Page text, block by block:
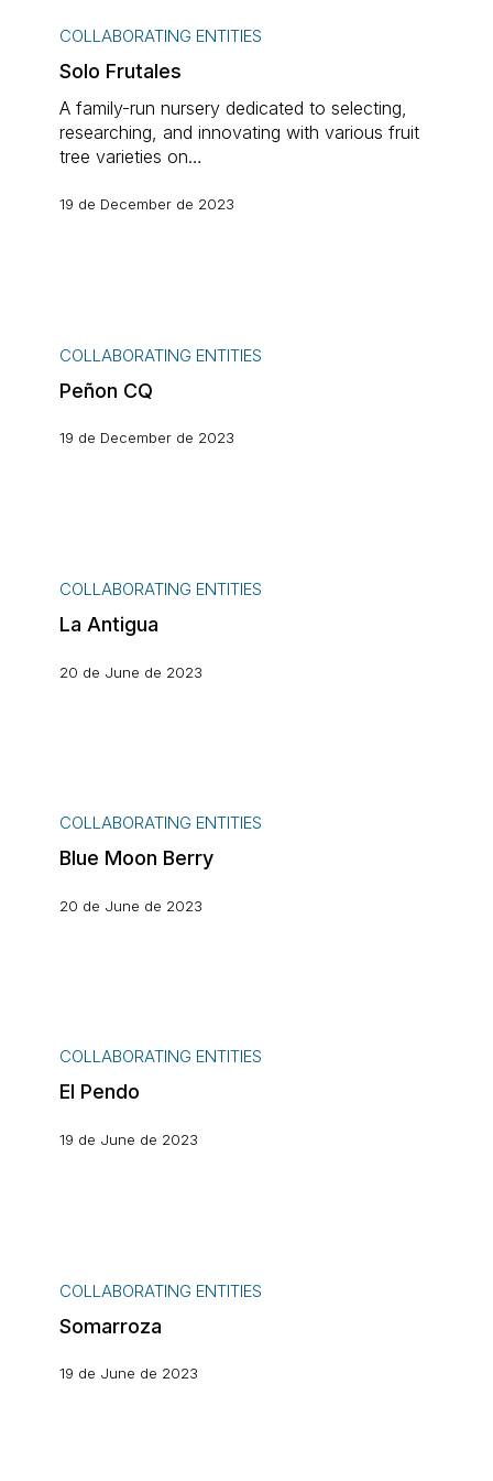
FrutalesCOLLABORATING ENTITIES
Solo Frutales
A family-run nursery dedicated to selecting,
researching, and innovating with various fruit
tree varieties on…
19 de December de 2023
COLLABORATING ENTITIES
Peñon CQ
19 de December de 2023
AntiguaCOLLABORATING ENTITIES
La Antigua
20 de June de 2023
MoonCOLLABORATING ENTITIES
Blue Moon Berry
20 de June de 2023
PendoCOLLABORATING ENTITIES
El Pendo
19 de June de 2023
COLLABORATING ENTITIES
Somarroza
19 de June de 2023